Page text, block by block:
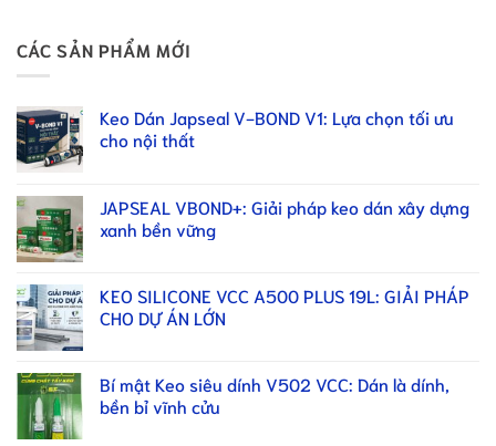
CÁC SẢN PHẨM MỚI
Keo Dán Japseal V-BOND V1: Lựa chọn tối ưu
cho nội thất
JAPSEAL VBOND+: Giải pháp keo dán xây dựng
xanh bền vững
KEO SILICONE VCC A500 PLUS 19L: GIẢI PHÁP
CHO DỰ ÁN LỚN
Bí mật Keo siêu dính V502 VCC: Dán là dính,
bền bỉ vĩnh cửu